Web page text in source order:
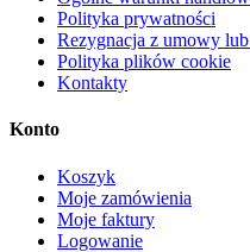
Polityka prywatności
Rezygnacja z umowy
Polityka plików cookie
Kontakty
Konto
Koszyk
Moje zamówienia
Moje faktury
Logowanie